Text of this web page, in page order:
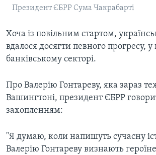
Президент ЄБРР Сума Чакрабарті
Хоча із повільним стартом,
вдалося досягти певного прогресу,
банківському секторі.
Про Валерію Гонтареву, яка зараз
Вашингтоні, президент ЄБРР
захопленням:
"Я думаю, коли напишуть сучасну
Валерію Гонтареву визнають